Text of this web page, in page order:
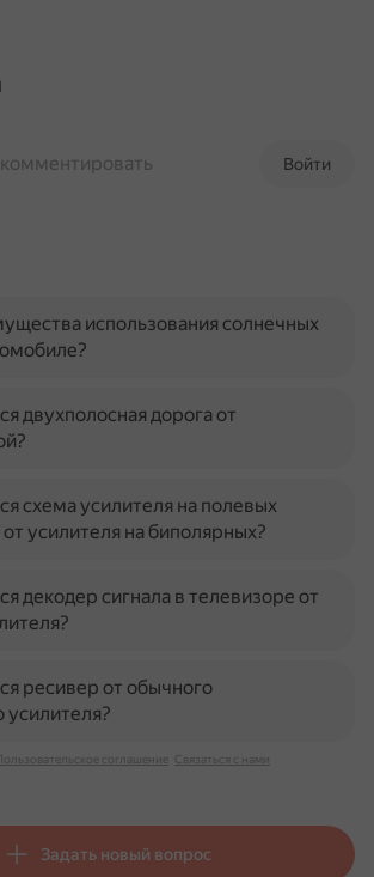
Войти
использования солнечных
двухполосная дорога от
схема усилителя на полевых
усилителя на биполярных?
декодер сигнала в телевизоре от
ресивер от обычного
усилителя?
Пользовательское соглашение Связаться с нами
Задать новый вопрос